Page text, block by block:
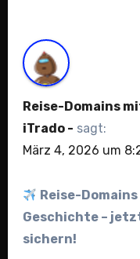
Reise-Domains
iTrado - sagt:
März 4, 2026 um
Reise-
Geschichte –
sichern!